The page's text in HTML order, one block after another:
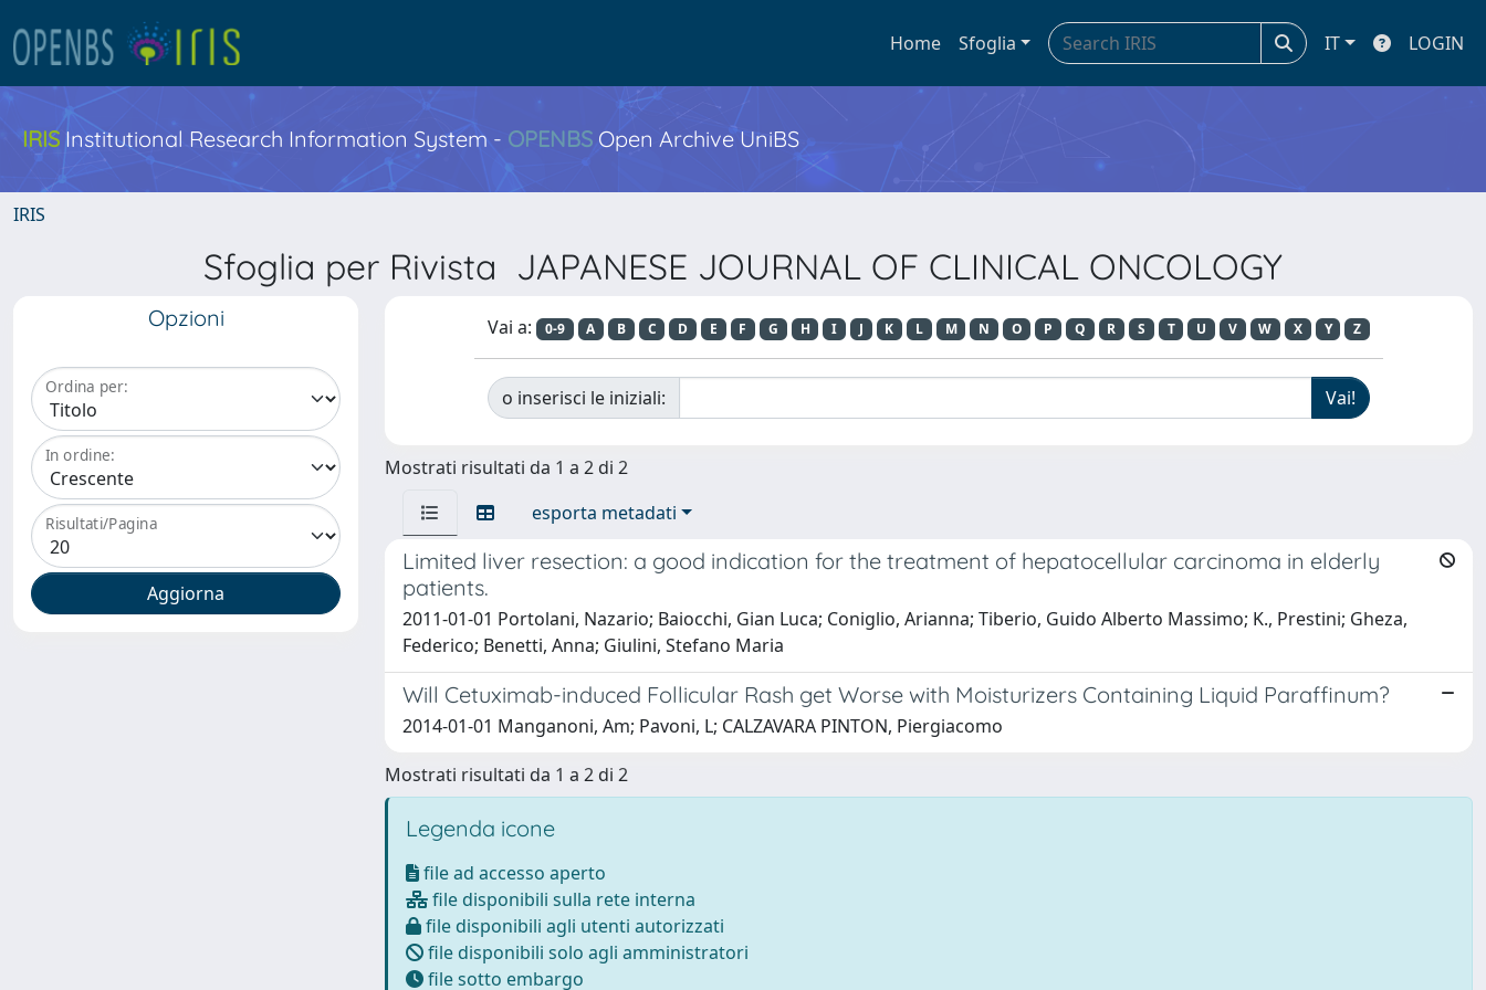
Home Sfoglia IT LOGIN
IRIS Institutional Research Information System - OPENBS Open Archive UniBS
IRIS
Sfoglia per Rivista JAPANESE JOURNAL OF CLINICAL ONCOLOGY
Opzioni
Ordina per:
In ordine:
Risultati/Pagina
Vai a: 0-9 A B C D E F G H I J K L M N O P Q R S T U V W X Y Z
o inserisci le iniziali:
Mostrati risultati da 1 a 2 di 2
esporta metadati
Limited liver resection: a good indication for the treatment of hepatocellular carcinoma in elderly
patients.
2011-01-01 Portolani, Nazario; Baiocchi, Gian Luca; Coniglio, Arianna; Tiberio, Guido Alberto Massimo; K., Prestini; Gheza,
Federico; Benetti, Anna; Giulini, Stefano Maria
Will Cetuximab-induced Follicular Rash get Worse with Moisturizers Containing Liquid Paraffinum?
2014-01-01 Manganoni, Am; Pavoni, L; CALZAVARA PINTON, Piergiacomo
Mostrati risultati da 1 a 2 di 2
Legenda icone
file ad accesso aperto
file disponibili sulla rete interna
file disponibili agli utenti autorizzati
file disponibili solo agli amministratori
file sotto embargo